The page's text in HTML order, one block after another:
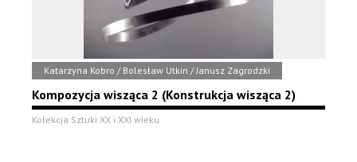
Katarzyna Kobro / Bolesław Utkin / Janusz Zagrodzki
Kompozycja wisząca 2 (Konstrukcja wisząca 2)
Kolekcja Sztuki XX i XXI wieku